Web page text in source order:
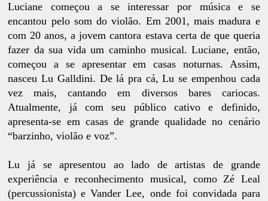
Luciane começou a se interessar por música e se
encantou pelo som do violão. Em 2001, mais madura e
com 20 anos, a jovem cantora estava certa de que queria
fazer da sua vida um caminho musical. Luciane, então,
começou a se apresentar em casas noturnas. Assim,
nasceu Lu Galldini. De lá pra cá, Lu se empenhou cada
vez mais, cantando em diversos bares cariocas.
Atualmente, já com seu público cativo e definido,
apresenta-se em casas de grande qualidade no cenário
“barzinho, violão e voz”.
Lu já se apresentou ao lado de artistas de grande
experiência e reconhecimento musical, como Zé Leal
(percussionista) e Vander Lee, onde foi convidada para